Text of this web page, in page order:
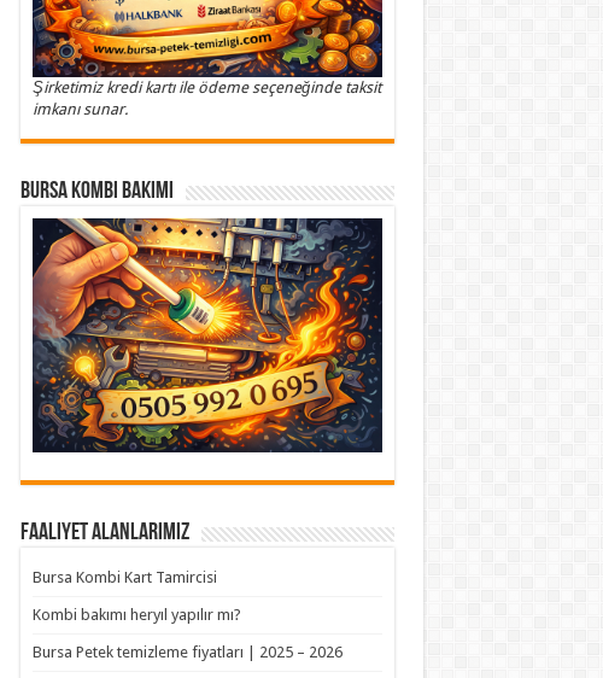
Şirketimiz kredi kartı ile ödeme seçeneğinde taksit
imkanı sunar.
Bursa Kombi Bakımı
Faaliyet Alanlarımız
Bursa Kombi Kart Tamircisi
Kombi bakımı heryıl yapılır mı?
Bursa Petek temizleme fiyatları | 2025 – 2026